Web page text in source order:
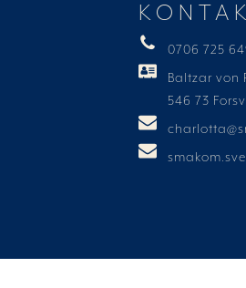
0706 725
Baltzar von
546 73